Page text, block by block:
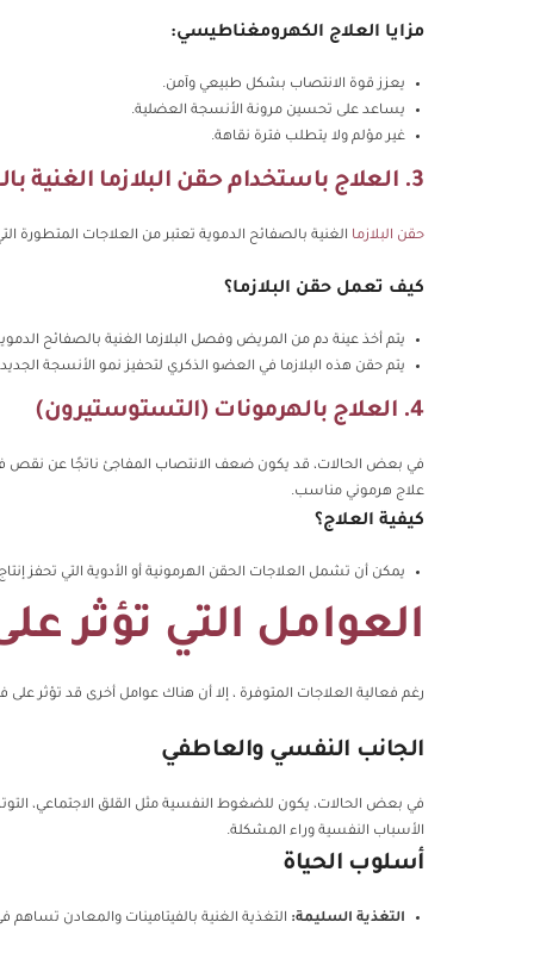
مزايا العلاج الكهرومغناطيسي:
يعزز قوة الانتصاب بشكل طبيعي وآمن.
يساعد على تحسين مرونة الأنسجة العضلية.
غير مؤلم ولا يتطلب فترة نقاهة.
3. العلاج باستخدام حقن البلازما الغنية بالصفائح الدموية (PRP)
حقن البلازما الغنية بالصفائح الدموية تعتبر من العلاجات
كيف تعمل حقن البلازما؟
يتم أخذ عينة دم من المريض وفصل البلازما الغنية بالصفائح
يتم حقن هذه البلازما في العضو الذكري لتحفيز نمو الأنسجة
4. العلاج بالهرمونات (التستوستيرون)
في بعض الحالات، قد يكون ضعف الانتصاب المفاجئ ناتجًا عن
علاج هرموني مناسب.
كيفية العلاج؟
يمكن أن تشمل العلاجات الحقن الهرمونية أو الأدوية التي تحفز
العوامل التي تؤثر
رغم فعالية العلاجات المتوفرة ، إلا أن هناك عوامل أخرى قد تؤثر على
الجانب النفسي والعاطفي
في بعض الحالات، يكون للضغوط النفسية مثل القلق الاجتماعي،
الأسباب النفسية وراء المشكلة.
أسلوب الحياة
التغذية السليمة: التغذية الغنية بالفيتامينات والمعادن